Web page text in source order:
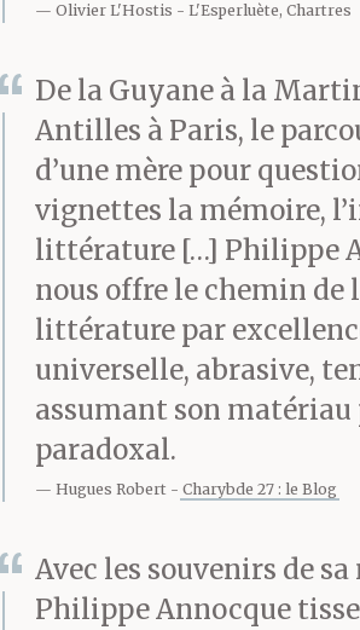
Olivier L'Hostis L'Esperluète, Chartres
De la Guyane à la
Antilles à Paris, le
d’une mère pour
vignettes la mémoire,
littérature […] Philippe
nous offre le chemin de
littérature par
universelle, abrasive,
assumant son
paradoxal.
Hugues Robert Charybde 27 : le Blog
Avec les souvenirs de sa
Philippe Annocque